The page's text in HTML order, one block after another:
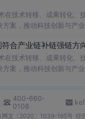
技术转移、成果转化、
案，推动科技创新与产业
合产业链补链强链
技术转移、成果转化、
案，推动科技创新与产业
400-660-
0108
网文〔2020〕1039-165号 经